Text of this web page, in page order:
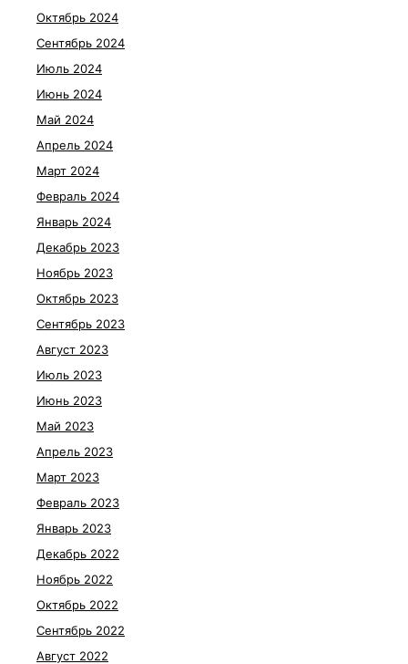
Октябрь 2024
Сентябрь 2024
Июль 2024
Июнь 2024
Май 2024
Апрель 2024
Март 2024
Февраль 2024
Январь 2024
Декабрь 2023
Ноябрь 2023
Октябрь 2023
Сентябрь 2023
Август 2023
Июль 2023
Июнь 2023
Май 2023
Апрель 2023
Март 2023
Февраль 2023
Январь 2023
Декабрь 2022
Ноябрь 2022
Октябрь 2022
Сентябрь 2022
Август 2022